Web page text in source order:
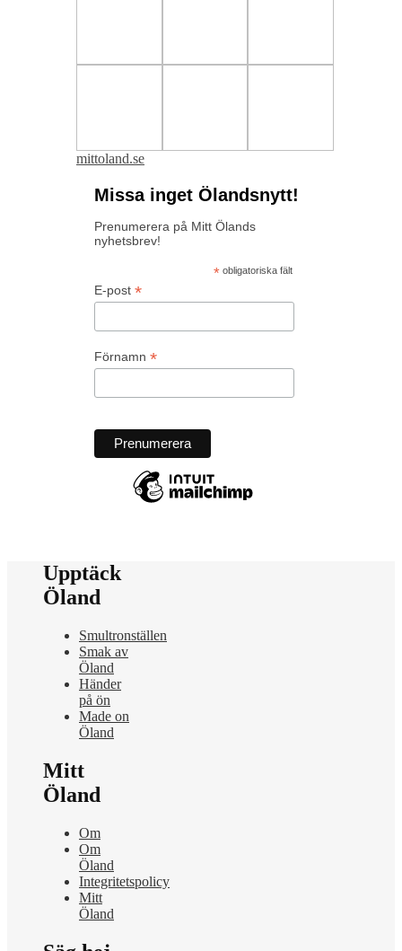
mittoland.se
Missa inget Ölandsnytt!
Prenumerera på Mitt Ölands
nyhetsbrev!
*obligatoriska fält
E-post *
Förnamn *
Upptäck
Öland
Smultronställen
Smak av
Öland
Händer
på ön
Made on
Öland
Mitt
Öland
Om
Om
Öland
Integritetspolicy
Mitt
Öland